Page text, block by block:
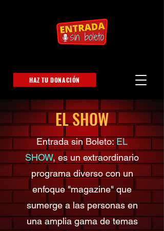
HAZ TU DONACIÓN
EL SHOW
Entrada sin Boleto:EL
SHOW, es un extraordinario
programa diverso con un
enfoque "magazine" que
sumerge a las personas en
una amplia gama de temas